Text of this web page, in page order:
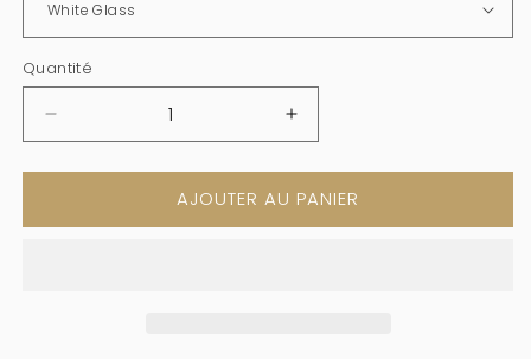
Quantité
la
quantité
Pendre
Augmenter
la
quantité
pour
Pendre
AJOUTER AU PANIER